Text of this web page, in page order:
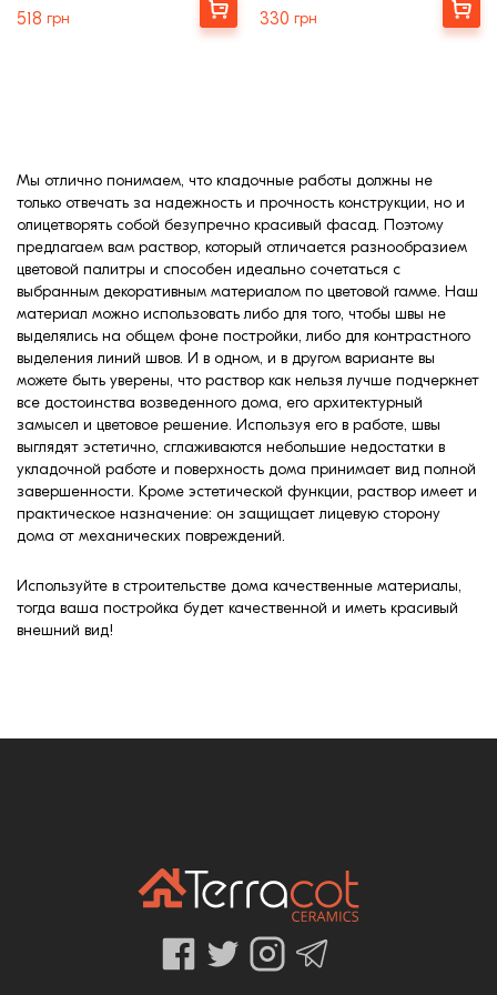
518 грн
Купити
330 грн
Купити
Мы отлично понимаем, что кладочные работы должны не
только отвечать за надежность и прочность конструкции, но и
олицетворять собой безупречно красивый фасад. Поэтому
предлагаем вам раствор, который отличается разнообразием
цветовой палитры и способен идеально сочетаться с
выбранным декоративным материалом по цветовой гамме. Наш
материал можно использовать либо для того, чтобы швы не
выделялись на общем фоне постройки, либо для контрастного
выделения линий швов. И в одном, и в другом варианте вы
можете быть уверены, что раствор как нельзя лучше подчеркнет
все достоинства возведенного дома, его архитектурный
замысел и цветовое решение. Используя его в работе, швы
выглядят эстетично, сглаживаются небольшие недостатки в
укладочной работе и поверхность дома принимает вид полной
завершенности. Кроме эстетической функции, раствор имеет и
практическое назначение: он защищает лицевую сторону
дома от механических повреждений.
Используйте в строительстве дома качественные материалы,
тогда ваша постройка будет качественной и иметь красивый
внешний вид!